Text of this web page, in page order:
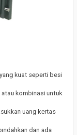
kuat seperti besi
atau kombinasi untuk
uang kertas
dan ada